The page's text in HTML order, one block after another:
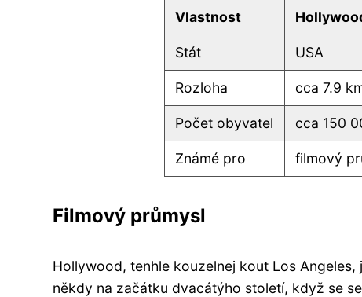
Vlastnost
Stát USA
Rozloha cca 7.9
Počet obyvatel cca 150
Známé pro filmový
Filmový průmysl
Hollywood, tenhle kouzelnej kout Los
někdy na začátku dvacátýho století, když se